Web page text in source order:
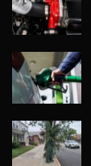
17